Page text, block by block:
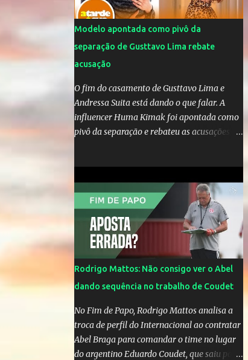
Modelo apontada como pivô da
separação de Gusttavo Lima rebate
acusação
O fim do casamento de Gusttavo Lima e
Andressa Suita está dando o que falar. A
influencer Huma Kimak foi apontada como
pivô da separação e rebateu as acusações
nem cabeça pudesse ter esse tipo de
proporção. Queria esclarecer que eu e
Gusttavo nunca tivemos nenhum tipo de
contato, nem de fã porque sou fã dele", disse
Huma Kimak. A influencer também contou
que recebe diversos ataques na internet
desde a época em que foi contratada para
fazer a divulgação de uma live do Gusttavo
Lima em Manaus, capital do Amazonas. "Fui
até o local onde seria o show, divulguei e no
dia seguinte foi feita a live que eu não pude
ir, porque estava me sentindo mal", explicou
Rodrigo Mattos: Não consigo ver o Abel
dando sequência no trabalho de Coudet
No Fim de Papo, Rodrigo Mattos analisa a
troca de perfil do Internacional ao contratar
Abel Braga para comandar o time no lugar
do argentino Eduardo Coudet, que saiu para